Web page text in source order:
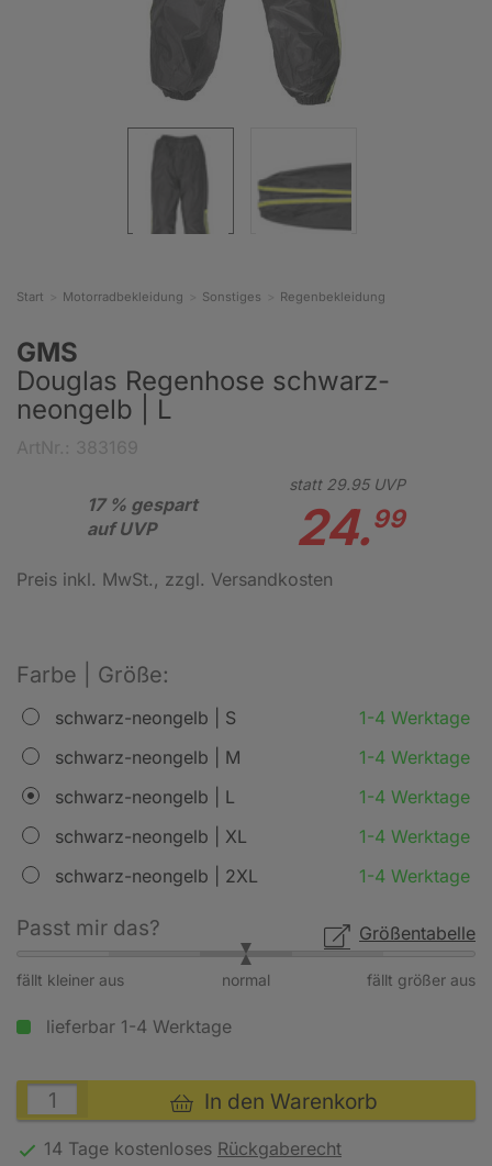
Start Motorradbekleidung Sonstiges Regenbekleidung
GMS
Douglas Regenhose schwarz-
neongelb | L
17 % gespart
auf UVP
statt 29.95UVP
24.99
Preis inkl. MwSt., zzgl. Versandkosten
Farbe | Größe:
schwarz-neongelb | S
1-4 Werktage
schwarz-neongelb | M
1-4 Werktage
schwarz-neongelb | L
1-4 Werktage
schwarz-neongelb | XL
1-4 Werktage
schwarz-neongelb | 2XL
1-4 Werktage
Größentabelle
Passt mir das?
fällt kleiner aus fällt größer aus
normal
lieferbar 1-4 Werktage
In den Warenkorb
14 Tage kostenloses Rückgaberecht